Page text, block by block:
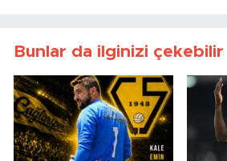
Bunlar da ilginizi çekebilir